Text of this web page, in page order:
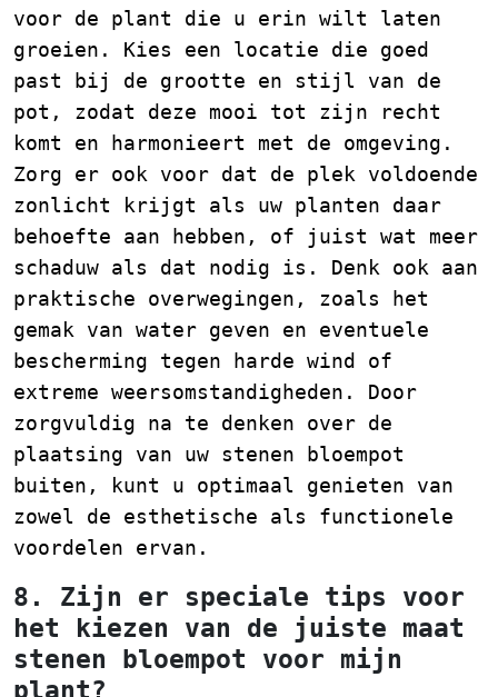
voor de plant die u erin wilt laten
groeien. Kies een locatie die goed
past bij de grootte en stijl van de
pot, zodat deze mooi tot zijn recht
komt en harmonieert met de omgeving.
Zorg er ook voor dat de plek voldoende
zonlicht krijgt als uw planten daar
behoefte aan hebben, of juist wat meer
schaduw als dat nodig is. Denk ook aan
praktische overwegingen, zoals het
gemak van water geven en eventuele
bescherming tegen harde wind of
extreme weersomstandigheden. Door
zorgvuldig na te denken over de
plaatsing van uw stenen bloempot
buiten, kunt u optimaal genieten van
zowel de esthetische als functionele
voordelen ervan.
8. Zijn er speciale tips voor
het kiezen van de juiste maat
stenen bloempot voor mijn
plant?